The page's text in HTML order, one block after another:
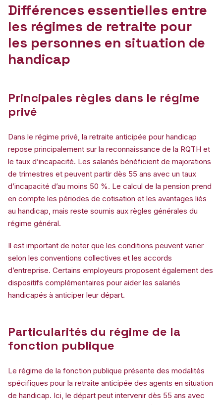
Différences essentielles entre
les régimes de retraite pour
les personnes en situation de
handicap
Principales règles dans le régime
privé
Dans le régime privé, la retraite anticipée pour handicap
repose principalement sur la reconnaissance de la RQTH et
le taux d’incapacité. Les salariés bénéficient de majorations
de trimestres et peuvent partir dès 55 ans avec un taux
d’incapacité d’au moins 50 %. Le calcul de la pension prend
en compte les périodes de cotisation et les avantages liés
au handicap, mais reste soumis aux règles générales du
régime général.
Il est important de noter que les conditions peuvent varier
selon les conventions collectives et les accords
d’entreprise. Certains employeurs proposent également des
dispositifs complémentaires pour aider les salariés
handicapés à anticiper leur départ.
Particularités du régime de la
fonction publique
Le régime de la fonction publique présente des modalités
spécifiques pour la retraite anticipée des agents en situation
de handicap. Ici, le départ peut intervenir dès 55 ans avec